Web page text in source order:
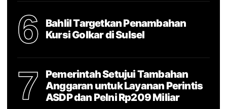
6
Bahlil Targetkan Penambahan
Kursi Golkar di Sulsel
7
Pemerintah Setujui Tambahan
Anggaran untuk Layanan Perintis
ASDP dan Pelni Rp209 Miliar